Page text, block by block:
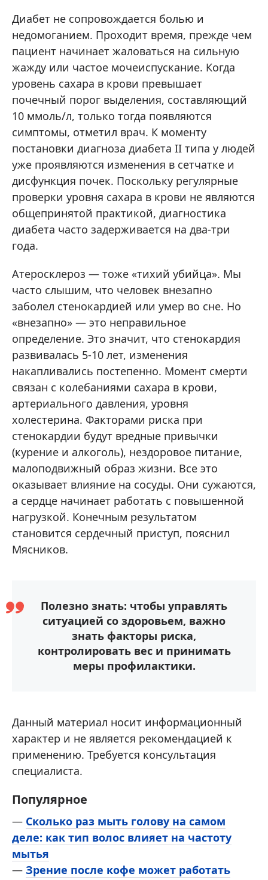
Диабет не сопровождается болью и
недомоганием. Проходит время, прежде чем
пациент начинает жаловаться на сильную
жажду или частое мочеиспускание. Когда
уровень сахара в крови превышает
почечный порог выделения, составляющий
10 ммоль/л, только тогда появляются
симптомы, отметил врач. К моменту
постановки диагноза диабета II типа у людей
уже проявляются изменения в сетчатке и
дисфункция почек. Поскольку регулярные
проверки уровня сахара в крови не являются
общепринятой практикой, диагностика
диабета часто задерживается на два-три
года.
Атеросклероз — тоже «тихий убийца». Мы
часто слышим, что человек внезапно
заболел стенокардией или умер во сне. Но
«внезапно» — это неправильное
определение. Это значит, что стенокардия
развивалась 5-10 лет, изменения
накапливались постепенно. Момент смерти
связан с колебаниями сахара в крови,
артериального давления, уровня
холестерина. Факторами риска при
стенокардии будут вредные привычки
(курение и алкоголь), нездоровое питание,
малоподвижный образ жизни. Все это
оказывает влияние на сосуды. Они сужаются,
а сердце начинает работать с повышенной
нагрузкой. Конечным результатом
становится сердечный приступ, пояснил
Мясников.
Полезно знать: чтобы управлять
ситуацией со здоровьем, важно
знать факторы риска,
контролировать вес и принимать
меры профилактики.
Данный материал носит информационный
характер и не является рекомендацией к
применению. Требуется консультация
специалиста.
Популярное
— Сколько раз мыть голову на самом
деле: как тип волос влияет на частоту
мытья
— Зрение после кофе может работать